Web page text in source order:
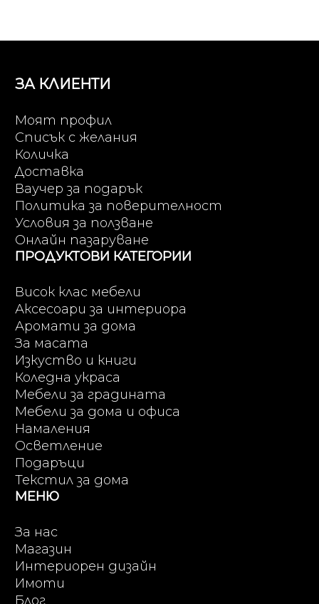
ЗА КЛИЕНТИ
Моят профил
Списък с желания
Количка
Доставка
Ваучер за подарък
Политика за поверителност
Условия за ползване
Онлайн пазаруване
ПРОДУКТОВИ КАТЕГОРИИ
Висок клас мебели
Аксесоари за интериора
Аромати за дома
За масата
Изкуство и книги
Коледна украса
Мебели за градината
Мебели за дома и офиса
Намаления
Осветление
Подаръци
Текстил за дома
МЕНЮ
За нас
Магазин
Интериорен дизайн
Имоти
Блог